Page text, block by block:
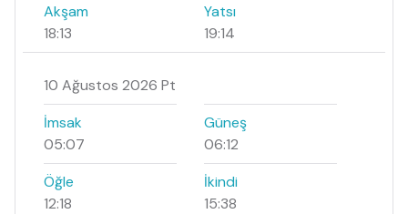
Akşam
18:13
Yatsı
19:14
10 Ağustos 2026 Pt
İmsak
05:07
Güneş
06:12
Öğle
12:18
İkindi
15:38